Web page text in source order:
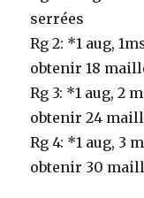
serrées
Rg 2: *1 aug,
obtenir 18
Rg 3: *1 aug, 2
obtenir 24
Rg 4: *1 aug, 3
obtenir 30